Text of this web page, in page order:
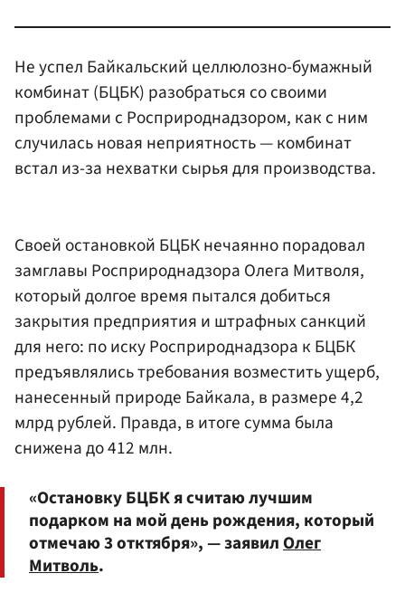
Не успел Байкальский целлюлозно-бумажный
комбинат (БЦБК) разобраться со своими
проблемами с Росприроднадзором, как с ним
случилась новая неприятность — комбинат
встал из-за нехватки сырья для производства.
Своей остановкой БЦБК нечаянно порадовал
замглавы Росприроднадзора Олега Митволя,
который долгое время пытался добиться
закрытия предприятия и штрафных санкций
для него: по иску Росприроднадзора к БЦБК
предъявлялись требования возместить ущерб,
нанесенный природе Байкала, в размере 4,2
млрд рублей. Правда, в итоге сумма была
снижена до 412 млн.
«Остановку БЦБК я считаю лучшим
подарком на мой день рождения, который
отмечаю 3 отктября», — заявилОлег
Митволь.